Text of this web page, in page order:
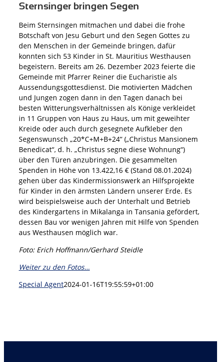
Sternsinger bringen Segen
Beim Sternsingen mitmachen und dabei die frohe
Botschaft von Jesu Geburt und den Segen Gottes zu
den Menschen in der Gemeinde bringen, dafür
konnten sich 53 Kinder in St. Mauritius Westhausen
begeistern. Bereits am 26. Dezember 2023 feierte die
Gemeinde mit Pfarrer Reiner die Eucharistie als
Aussendungsgottesdienst. Die motivierten Mädchen
und Jungen zogen dann in den Tagen danach bei
besten Witterungsverhältnissen als Könige verkleidet
in 11 Gruppen von Haus zu Haus, um mit geweihter
Kreide oder auch durch gesegnete Aufkleber den
Segenswunsch „20*C+M+B+24“ („Christus Mansionem
Benedicat“, d. h. „Christus segne diese Wohnung“)
über den Türen anzubringen. Die gesammelten
Spenden in Höhe von 13.422,16 € (Stand 08.01.2024)
gehen über das Kindermissionswerk an Hilfsprojekte
für Kinder in den ärmsten Ländern unserer Erde. Es
wird beispielsweise auch der Unterhalt und Betrieb
des Kindergartens in Mikalanga in Tansania gefördert,
dessen Bau vor wenigen Jahren mit Hilfe von Spenden
aus Westhausen möglich war.
Foto: Erich Hoffmann/Gerhard Steidle
Weiter zu den Fotos…
Special Agent2024-01-16T19:55:59+01:00